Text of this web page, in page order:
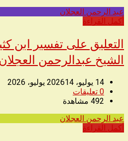
عبد الرحمن العجلان
أكمل القراءة
التعليق على تفسير ابن
الشيخ عبدالرحمن
14 يوليو، 2026
14 يوليو، 2026
0 تعليقات
492 مشاهدة
عبد الرحمن العجلان
أكمل القراءة